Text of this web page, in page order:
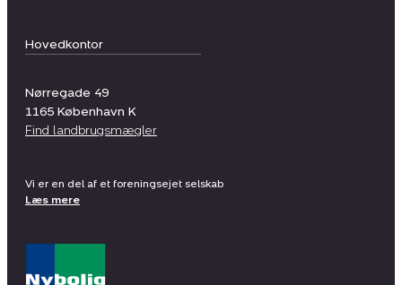
Hovedkontor
Nørregade 49
1165 København K
Find landbrugsmægler
Vi er en del af et foreningsejet selskab
Læs mere